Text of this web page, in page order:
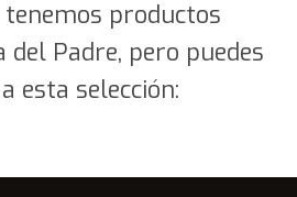
productos
del Padre, pero puedes
esta selección: